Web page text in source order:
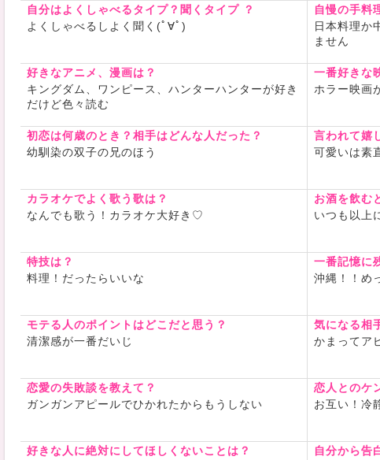
たら嬉しいなぁ
自分はよくしゃべるタイプ？聞くタイプ ？
よくしゃべるしよく聞く(ﾟ∀ﾟ)
自慢の手料
日本料理か
ません
好きなアニメ、漫画は？
キングダム、ワンピース、ハンターハンターが好き
だけど色々読む
一番好きな
ホラー映画
初恋は何歳のとき？相手はどんな人だった？
幼馴染の双子の兄のほう
言われて嬉
可愛いは素
カラオケでよく歌う歌は？
なんでも歌う！カラオケ大好き♡
お酒を飲む
いつも以上
特技は？
料理！だったらいいな
一番記憶に
沖縄！！め
モテる人のポイントはどこだと思う？
清潔感が一番だいじ
気になる相
かまってア
恋愛の失敗談を教えて？
ガンガンアピールでひかれたからもうしない
恋人とのケ
お互い！冷
好きな人に絶対にしてほしくないことは？
自分から告